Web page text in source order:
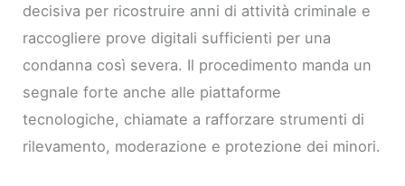
decisiva per ricostruire anni di attività criminale e
raccogliere prove digitali sufficienti per una
condanna così severa. Il procedimento manda un
segnale forte anche alle piattaforme
tecnologiche, chiamate a rafforzare strumenti di
rilevamento, moderazione e protezione dei minori.